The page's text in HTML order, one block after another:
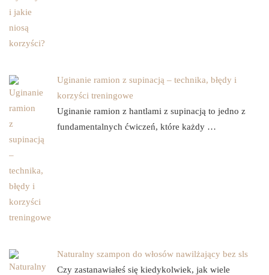
Uginanie ramion z supinacją – technika, błędy i
korzyści treningowe
Uginanie ramion z hantlami z supinacją to jedno z
fundamentalnych ćwiczeń, które każdy …
Naturalny szampon do włosów nawilżający bez sls
Czy zastanawiałeś się kiedykolwiek, jak wiele